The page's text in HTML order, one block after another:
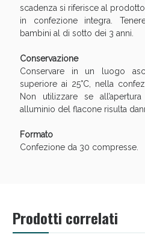
scadenza si riferisce al
in confezione integra.
bambini al di sotto dei 3 anni.
Conservazione
Conservare in un luogo
superiore ai 25°C, nella
Non utilizzare se
alluminio del flacone risulta
Formato
Confezione da 30 compresse.
Prodotti correlati